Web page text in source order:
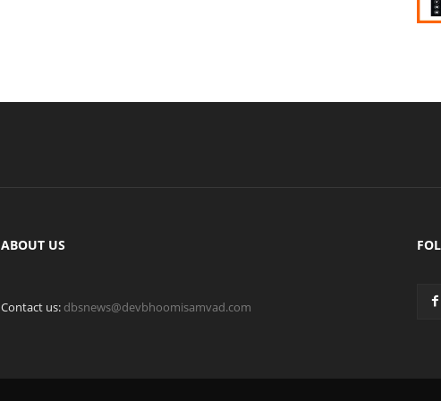
ABOUT US
Contact us: dbsnews@devbhoomisamvad.com